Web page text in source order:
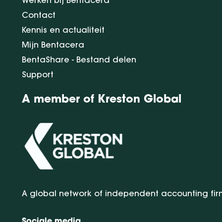
Contact
Kennis en actualiteit
Mijn Bentacera
BentaShare - Bestand delen
Support
A member of Kreston Global
A global network of independent accounting